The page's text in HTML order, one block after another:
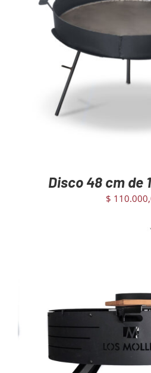
AGREGAR AL CARRITO
Disco 48 cm de
$
AGREGAR AL CARRITO